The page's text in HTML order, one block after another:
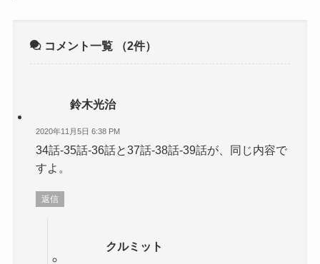
コメント一覧 （2件）
鈴木光治
2020年11月5日 6:38 PM
34話-35話-36話と37話-38話-39話が、同じ内容で
すよ。
返信
クルミット